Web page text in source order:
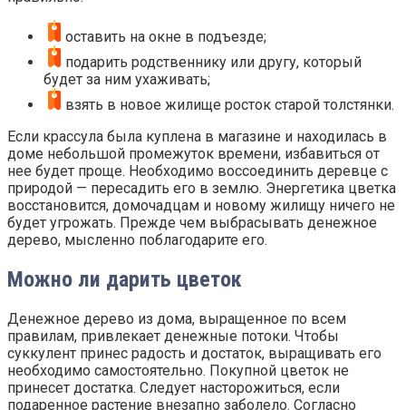
оставить на окне в подъезде;
подарить родственнику или другу, который
будет за ним ухаживать;
взять в новое жилище росток старой толстянки.
Если крассула была куплена в магазине и находилась в
доме небольшой промежуток времени, избавиться от
нее будет проще. Необходимо воссоединить деревце с
природой — пересадить его в землю. Энергетика цветка
восстановится, домочадцам и новому жилищу ничего не
будет угрожать. Прежде чем выбрасывать денежное
дерево, мысленно поблагодарите его.
Можно ли дарить цветок
Денежное дерево из дома, выращенное по всем
правилам, привлекает денежные потоки. Чтобы
суккулент принес радость и достаток, выращивать его
необходимо самостоятельно. Покупной цветок не
принесет достатка. Следует насторожиться, если
подаренное растение внезапно заболело. Согласно